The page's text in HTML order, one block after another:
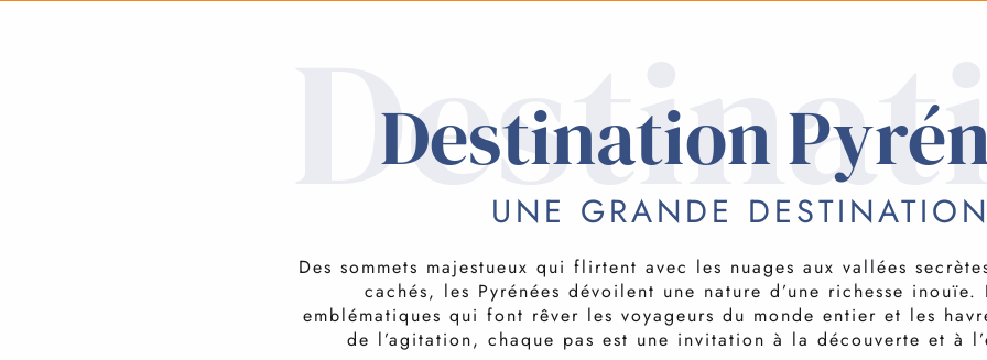
Destination
UNE GRANDE
Des sommets majestueux qui flirtent avec les nuages aux vallées
cachés, les Pyrénées dévoilent une nature d’une richesse inouïe.
emblématiques qui font rêver les voyageurs du monde entier et les
de l’agitation, chaque pas est une invitation à la découverte et à